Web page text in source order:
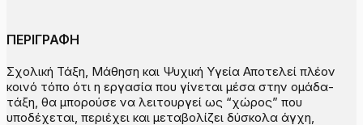
ΠΕΡΙΓΡΑΦΗ
Σχολική Τάξη, Μάθηση και Ψυχική Υγεία Αποτελεί πλέον
κοινό τόπο ότι η εργασία που γίνεται μέσα στην ομάδα-
τάξη, θα μπορούσε να λειτουργεί ως “χώρος” που
υποδέχεται, περιέχει και μεταβολίζει δύσκολα άγχη,